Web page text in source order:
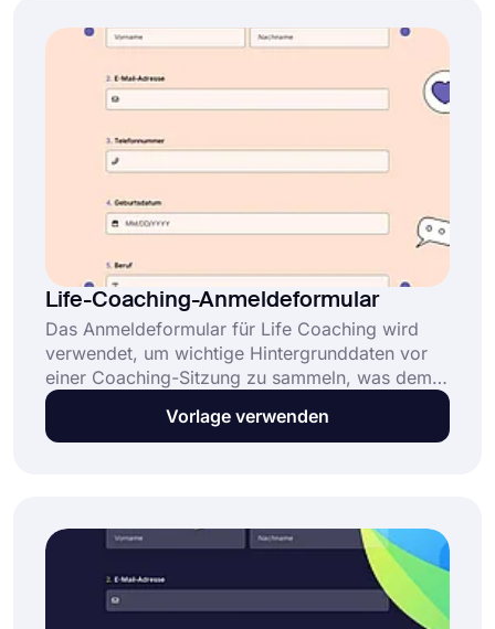
wenigen Minuten Ihr individuelles Formular
erstellen!
Life-Coaching-Anmeldeformular
Das Anmeldeformular für Life Coaching wird
verwendet, um wichtige Hintergrunddaten vor
einer Coaching-Sitzung zu sammeln, was dem
Coach hilft, Einblicke in die aktuelle Situation
des Klienten zu gewinnen und eine effektive
Vorlage verwenden